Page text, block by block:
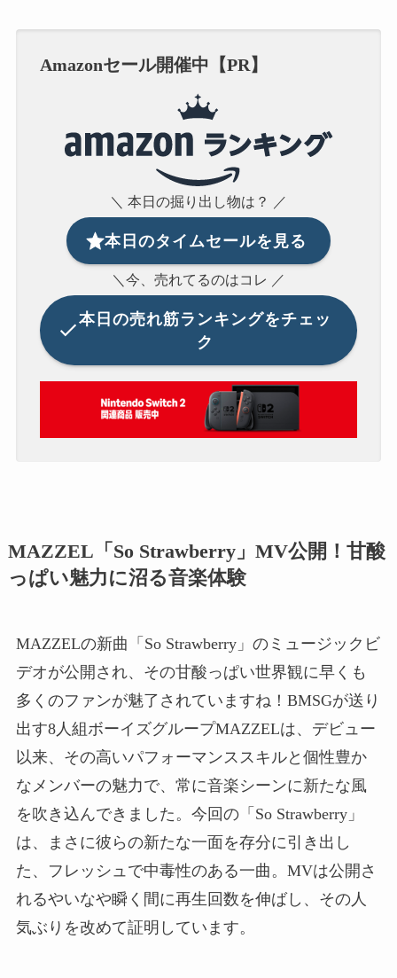
Amazonセール開催中【PR】
＼ 本日の掘り出し物は？ ／
本日のタイムセールを見る
＼今、売れてるのはコレ ／
本日の売れ筋ランキングをチェッ
ク
MAZZEL「So Strawberry」MV公開！甘酸
っぱい魅力に沼る音楽体験
MAZZELの新曲「So Strawberry」のミュージックビ
デオが公開され、その甘酸っぱい世界観に早くも
多くのファンが魅了されていますね！BMSGが送り
出す8人組ボーイズグループMAZZELは、デビュー
以来、その高いパフォーマンススキルと個性豊か
なメンバーの魅力で、常に音楽シーンに新たな風
を吹き込んできました。今回の「So Strawberry」
は、まさに彼らの新たな一面を存分に引き出し
た、フレッシュで中毒性のある一曲。MVは公開さ
れるやいなや瞬く間に再生回数を伸ばし、その人
気ぶりを改めて証明しています。